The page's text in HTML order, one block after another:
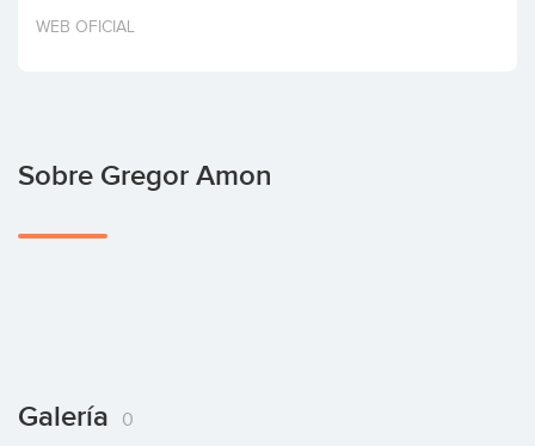
Invertir
WEB OFICIAL
Sobre Gregor Amon
Galería 0